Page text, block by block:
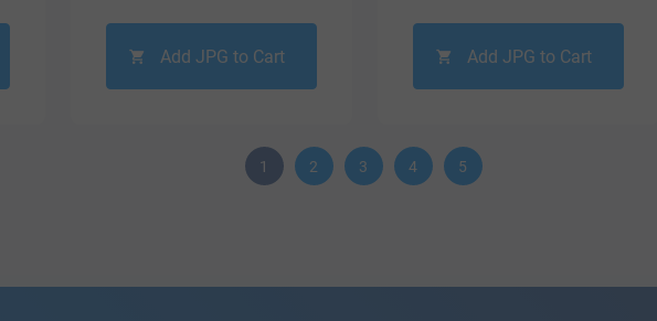
Add JPG to Cart Add JPG to Cart
1 2 3 4 5